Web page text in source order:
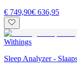
€ 749,90€ 636,95
Withings
Sleep Analyzer -